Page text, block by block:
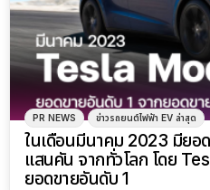
PR NEWS ข่าวรถยนต์ไฟฟ้า EV ล่าสุด
ในเดือนมีนาคม 2023 มียอ
แสนคัน จากทั่วโลก โดย
ยอดขายอันดับ 1